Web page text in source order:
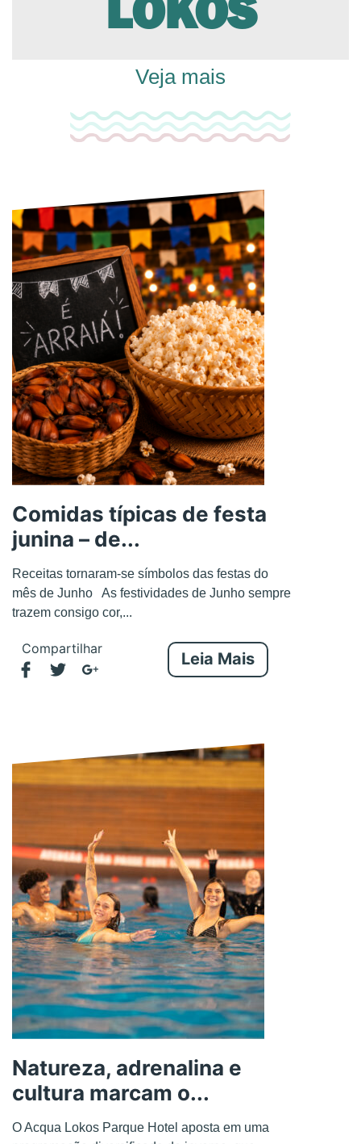
LOKOS
Veja mais
Comidas típicas de festa
junina – de...
Receitas tornaram-se símbolos das festas do
mês de Junho As festividades de Junho sempre
trazem consigo cor,...
Compartilhar
Leia Mais
Natureza, adrenalina e
cultura marcam o...
O Acqua Lokos Parque Hotel aposta em uma